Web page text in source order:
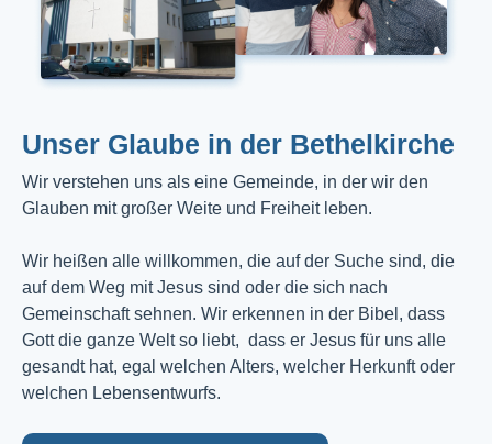
Unser Glaube in der Bethelkirche
Wir verstehen uns als eine Gemeinde, in der wir den
Glauben mit großer Weite und Freiheit leben.
Wir heißen alle willkommen, die auf der Suche sind, die
auf dem Weg mit Jesus sind oder die sich nach
Gemeinschaft sehnen. Wir erkennen in der Bibel, dass
Gott die ganze Welt so liebt, dass er Jesus für uns alle
gesandt hat, egal welchen Alters, welcher Herkunft oder
welchen Lebensentwurfs.